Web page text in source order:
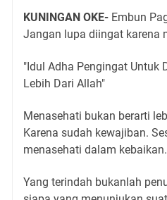
KUNINGAN OKE- Embun
Jangan lupa diingat karena
"Idul Adha Pengingat Untuk
Lebih Dari Allah"
Menasehati bukan berarti
Karena sudah kewajiban.
menasehati dalam kebaikan.
Yang terindah bukanlah